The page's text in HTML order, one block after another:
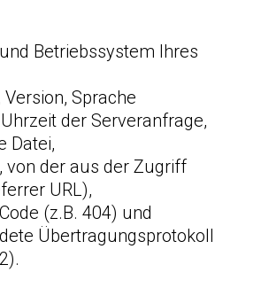
Betriebssystem Ihres
Sprache
der Serveranfrage,
Datei,
von der aus der Zugriff
URL),
(z.B. 404) und
Übertragungsprotokoll